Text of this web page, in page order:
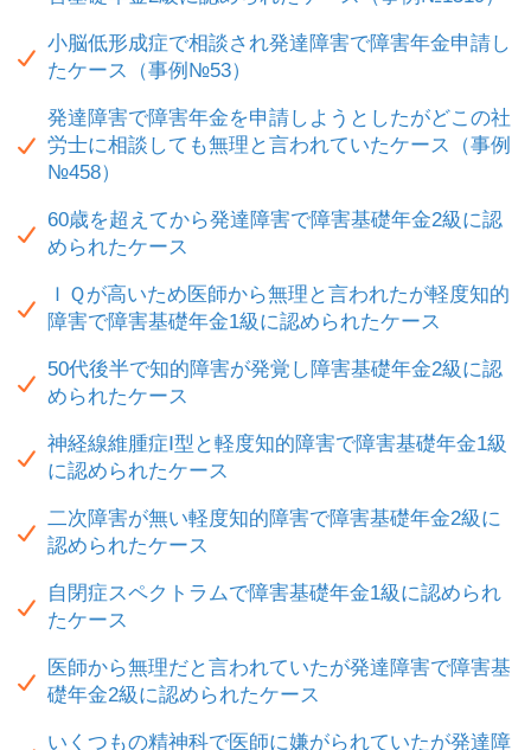
小脳低形成症で相談され発達障害で障害年金申請し
たケース（事例№53）
発達障害で障害年金を申請しようとしたがどこの社
労士に相談しても無理と言われていたケース（事例
№458）
60歳を超えてから発達障害で障害基礎年金2級に認
められたケース
ＩＱが高いため医師から無理と言われたが軽度知的
障害で障害基礎年金1級に認められたケース
50代後半で知的障害が発覚し障害基礎年金2級に認
められたケース
神経線維腫症Ⅰ型と軽度知的障害で障害基礎年金1級
に認められたケース
二次障害が無い軽度知的障害で障害基礎年金2級に
認められたケース
自閉症スペクトラムで障害基礎年金1級に認められ
たケース
医師から無理だと言われていたが発達障害で障害基
礎年金2級に認められたケース
いくつもの精神科で医師に嫌がられていたが発達障